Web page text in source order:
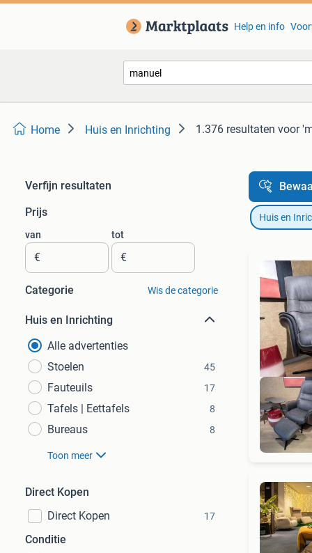
Help en info
Home Huis en Inrichting 1.376 resultaten voor
Verfijn resultaten
Prijs
van
€
tot
€
Categorie Wis de categorie
Huis en Inrichting
Alle advertenties
Stoelen
45
Fauteuils 17
Tafels | Eettafels 8
Bureaus 8
Toon meer
Direct Kopen
Direct Kopen
17
Conditie
Huis en